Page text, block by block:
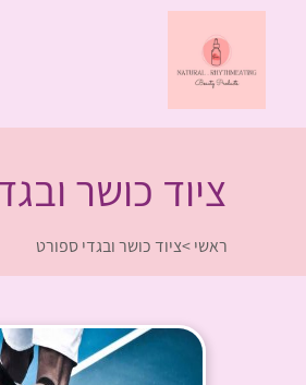
ציוד כושר
ראשי>ציוד כושר ובגדי ספורט